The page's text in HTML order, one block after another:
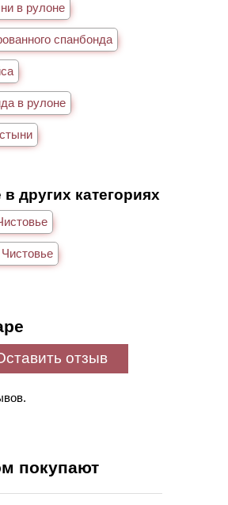
в рулоне
спанбонда
в рулоне
других категориях
отзыв
покупают